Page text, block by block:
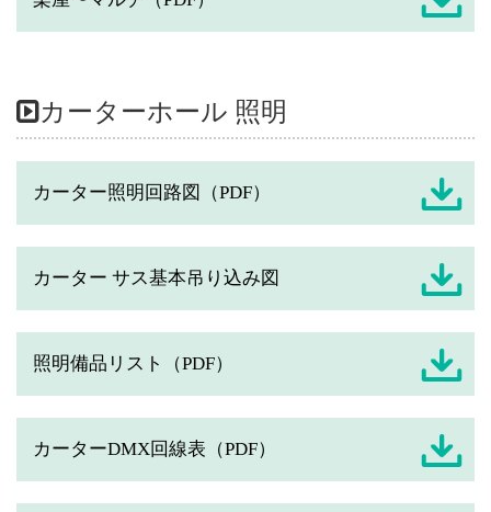
カーターホール 照明
カーター照明回路図（PDF）
カーター サス基本吊り込み図
照明備品リスト（PDF）
カーターDMX回線表（PDF）